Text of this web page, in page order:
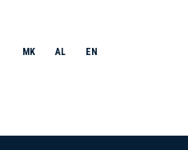
MK AL EN